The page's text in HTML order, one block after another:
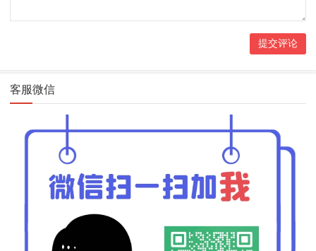
客服微信